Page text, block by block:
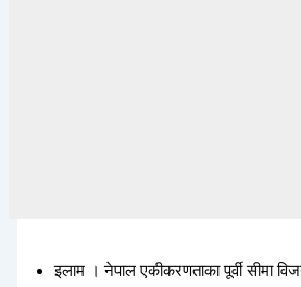
इलाम । नेपाल एकीकरणताका पूर्वी सीमा